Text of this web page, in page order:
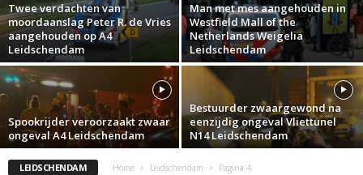
Twee verdachten van
moordaanslag Peter R. de Vries
aangehouden op A4
Leidschendam
Man met mes aangehouden in
Westfield Mall of the
Netherlands Weigelia
Leidschendam
Spookrijder veroorzaakt zwaar
ongeval A4 Leidschendam
Bestuurder zwaargewond na
eenzijdig ongeval Vliettunel
N14 Leidschendam
LEIDSCHENDAM Home Leidschendam Pagina 4